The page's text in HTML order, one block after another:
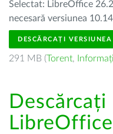
Selectat: LibreOffice
necesară versiunea
DESCĂRCAȚI
291 MB (Torent,